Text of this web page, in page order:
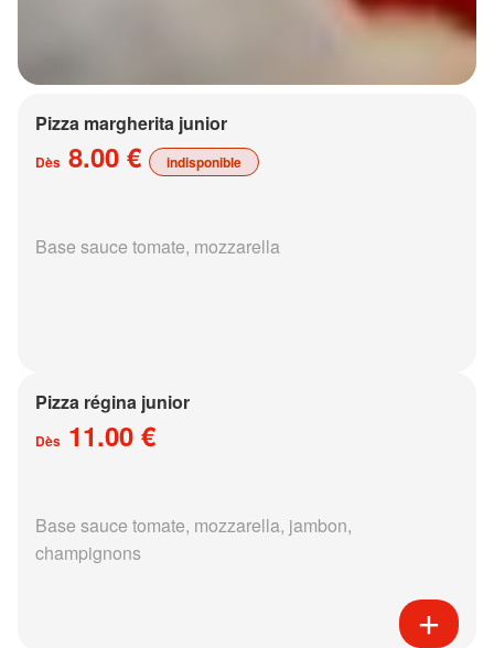
Pizza margherita junior
Dès 8.00 € indisponible
Base sauce tomate, mozzarella
Pizza régina junior
Dès 11.00 €
Base sauce tomate, mozzarella, jambon,
champignons